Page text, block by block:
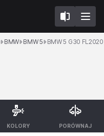
KOLORY PORÓWNAJ
BMW BMW 5 BMW 5 G30 FL2020